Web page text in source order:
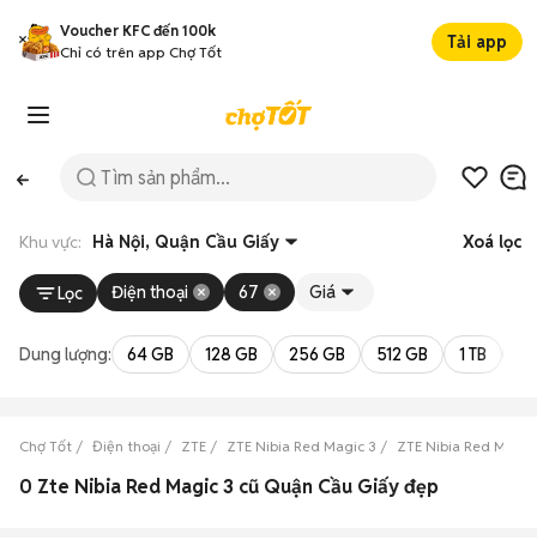
Voucher KFC đến 100k
Chỉ có trên app Chợ Tốt
Tải app
Khu vực: Hà Nội, Quận Cầu Giấy Xoá lọc
Lọc Điện thoại 67 Giá
Dung lượng: 64 GB 128 GB 256 GB 512 GB 1 TB
Chợ Tốt Điện thoại ZTE ZTE Nibia Red Magic 3 ZTE Nibia Red
0 Zte Nibia Red Magic 3 cũ Quận Cầu Giấy đẹp